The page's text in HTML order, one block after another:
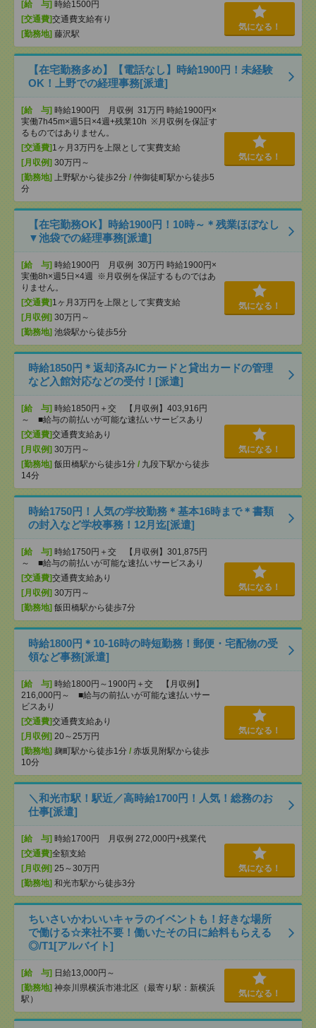
[給 与] 時給1500円
[交通費]交通費支給有り
[勤務地] 藤沢駅
気になる！
【在宅勤務多め】【電話なし】時給1900円！未経験
OK！上野での経理事務[派遣]
[給 与] 時給1900円 月収例 31万円 時給1900円×
実働7h45m×週5日×4週+残業10h ※月収例を保証す
るものではありません。
[交通費] 1ヶ月3万円を上限として実費支給
[月収例] 30万円～
[勤務地] 上野駅から徒歩2分 / 仲御徒町駅から徒歩5
分
気になる！
【在宅勤務OK】時給1900円！10時～＊残業ほぼなし
▼池袋での経理事務[派遣]
[給 与] 時給1900円 月収例 30万円 時給1900円×
実働8h×週5日×4週 ※月収例を保証するものではあ
りません。
[交通費] 1ヶ月3万円を上限として実費支給
[月収例] 30万円～
[勤務地] 池袋駅から徒歩5分
気になる！
時給1850円＊返却済みICカードと貸出カードの管理
など入館対応などの受付！[派遣]
[給 与] 時給1850円＋交 【月収例】403,916円
～ ■給与の前払いが可能な速払いサービスあり
[交通費]交通費支給あり
[月収例] 30万円～
[勤務地] 飯田橋駅から徒歩1分 / 九段下駅から徒歩
14分
気になる！
時給1750円！人気の学校勤務＊基本16時まで＊書類
の封入など学校事務！12月迄[派遣]
[給 与] 時給1750円＋交 【月収例】301,875円
～ ■給与の前払いが可能な速払いサービスあり
[交通費]交通費支給あり
[月収例] 30万円～
[勤務地] 飯田橋駅から徒歩7分
気になる！
時給1800円＊10-16時の時短勤務！郵便・宅配物の受
領など事務[派遣]
[給 与] 時給1800円～1900円＋交 【月収例】
216,000円～ ■給与の前払いが可能な速払いサー
ビスあり
[交通費]交通費支給あり
[月収例] 20～25万円
[勤務地] 麹町駅から徒歩1分 / 赤坂見附駅から徒歩
10分
気になる！
＼和光市駅！駅近／高時給1700円！人気！総務のお
仕事[派遣]
[給 与] 時給1700円 月収例 272,000円+残業代
[交通費]全額支給
[月収例] 25～30万円
[勤務地] 和光市駅から徒歩3分
気になる！
ちいさいかわいいキャラのイベントも！好きな場所
で働ける☆来社不要！働いたその日に給料もらえる
◎/T1[アルバイト]
[給 与] 日給13,000円～
[勤務地] 神奈川県横浜市港北区（最寄り駅：新横浜
駅）
気になる！